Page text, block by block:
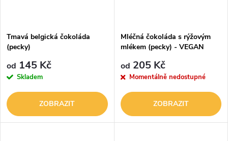
Tmavá belgická čokoláda
(pecky)
od 145 Kč
Skladem
ZOBRAZIT
Mléčná čokoláda s rýžovým
mlékem (pecky) - VEGAN
od 205 Kč
Momentálně nedostupné
ZOBRAZIT